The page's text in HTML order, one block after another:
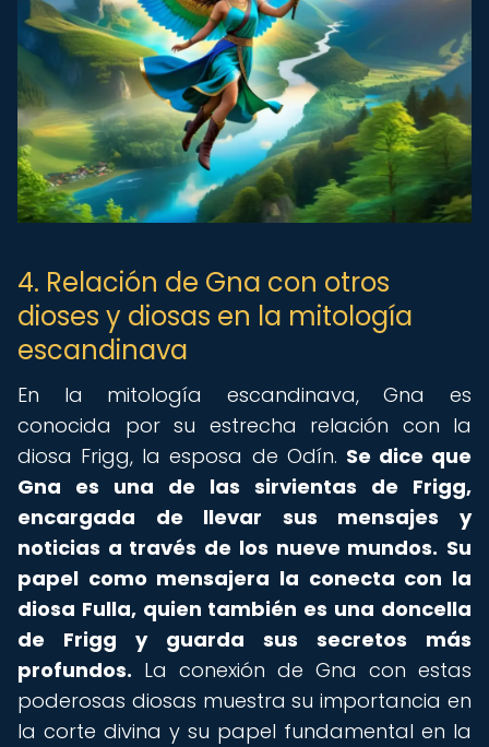
4. Relación de Gna con otros
dioses y diosas en la mitología
escandinava
En la mitología escandinava, Gna es
conocida por su estrecha relación con la
diosa Frigg, la esposa de Odín. Se dice que
Gna es una de las sirvientas de Frigg,
encargada de llevar sus mensajes y
noticias a través de los nueve mundos. Su
papel como mensajera la conecta con la
diosa Fulla, quien también es una doncella
de Frigg y guarda sus secretos más
profundos. La conexión de Gna con estas
poderosas diosas muestra su importancia en
la corte divina y su papel fundamental en la